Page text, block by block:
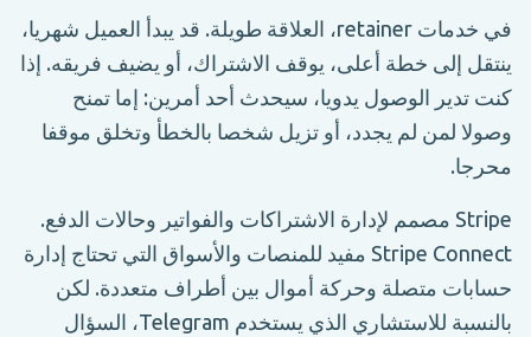
في خدمات retainer، العلاقة طويلة. قد يبدأ العميل شهريا،
ينتقل إلى خطة أعلى، يوقف الاشتراك، أو يضيف فريقه. إذا
كنت تدير الوصول يدويا، سيحدث أحد أمرين: إما تمنح
وصولا لمن لم يجدد، أو تزيل شخصا بالخطأ وتخلق موقفا
محرجا.
Stripe مصمم لإدارة الاشتراكات والفواتير وحالات الدفع.
Stripe Connect مفيد للمنصات والأسواق التي تحتاج إدارة
حسابات متصلة وحركة أموال بين أطراف متعددة. لكن
بالنسبة للاستشاري الذي يستخدم Telegram، السؤال